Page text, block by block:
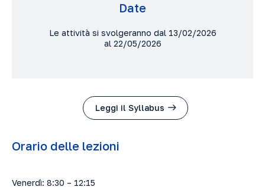
Date
Le attività si svolgeranno dal 13/02/2026
al 22/05/2026
Leggi il Syllabus
Orario delle lezioni
Venerdì: 8:30 – 12:15